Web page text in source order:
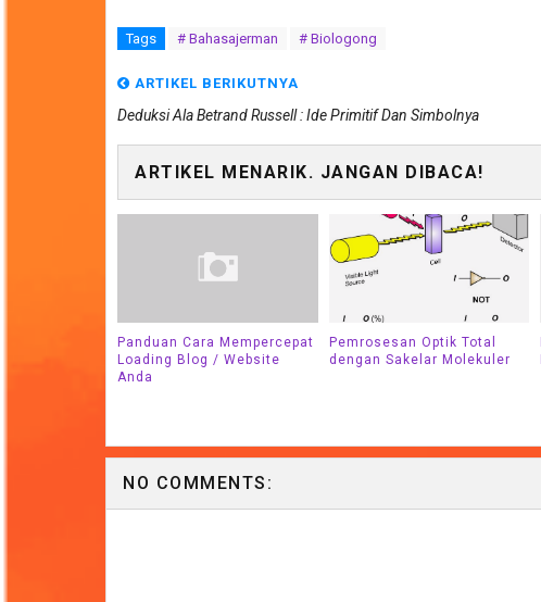
Tags # Bahasajerman # Biologong
ARTIKEL BERIKUTNYA
Deduksi Ala Betrand Russell : Ide Primitif Dan Simbolnya
ARTIKEL MENARIK. JANGAN DIBACA!
Panduan Cara Mempercepat
Loading Blog / Website
Anda
Pemrosesan Optik Total
dengan Sakelar Molekuler
NO COMMENTS: